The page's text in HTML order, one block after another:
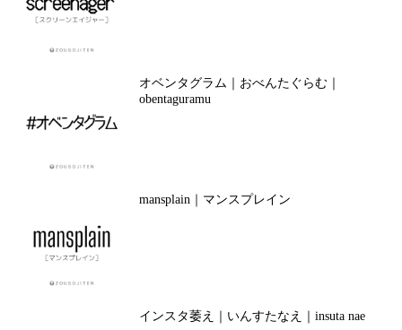
オベンタグラム｜おべんたぐらむ｜
obentaguramu
mansplain｜マンスプレイン
インスタ萎え｜いんすたなえ｜insuta nae